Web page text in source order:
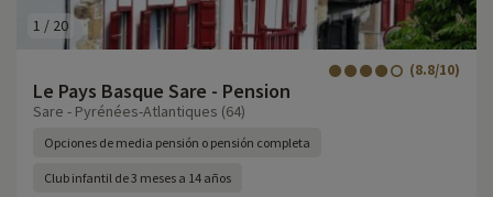
1 / 20
Le Pays Basque Sare - Pension
(8.8/10)
Sare - Pyrénées-Atlantiques (64)
Opciones de media pensión o pensión completa
Club infantil de 3 meses a 14 años